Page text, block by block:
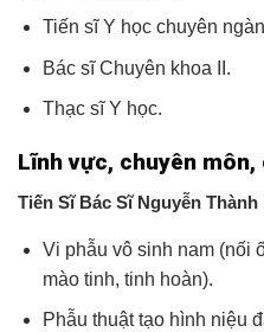
Tiến sĩ Y học chuyên
Bác sĩ Chuyên khoa II.
Thạc sĩ Y học.
Lĩnh vực, chuyên
Tiến Sĩ Bác Sĩ Nguyễn
Vi phẫu vô sinh nam (nối
mào tinh, tinh hoàn).
Phẫu thuật tạo hình niệu